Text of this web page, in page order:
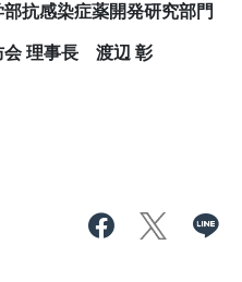
抗感染症薬開発研究部門
会 理事長 渡辺 彰